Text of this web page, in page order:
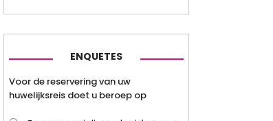
ENQUETES
Voor de reservering van uw
huwelijksreis doet u beroep op